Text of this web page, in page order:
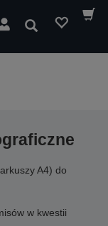
Wyszukaj
A4) do
w kwestii